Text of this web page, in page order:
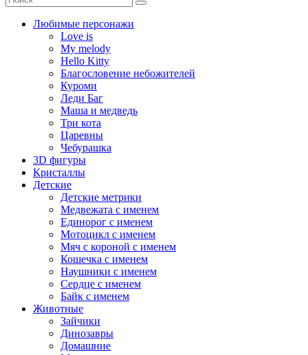
Любимые персонажи
Love is
My melody
Hello Kitty
Благословение небожителей
Куроми
Леди Баг
Маша и медведь
Три кота
Царевны
Чебурашка
3D фигуры
Кристаллы
Детские
Детские метрики
Медвежата с именем
Единорог с именем
Мотоцикл с именем
Мяч с короной с именем
Кошечка с именем
Наушники с именем
Сердце с именем
Байк с именем
Животные
Зайчики
Динозавры
Домашние